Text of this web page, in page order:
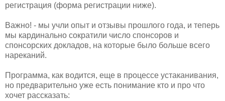
регистрация (форма регистрации ниже).
Важно! - мы учли опыт и отзывы прошлого года, и теперь
мы кардинально сократили число спонсоров и
спонсорских докладов, на которые было больше всего
нареканий.
Программа, как водится, еще в процессе устаканивания,
но предварительно уже есть понимание кто и про что
хочет рассказать: